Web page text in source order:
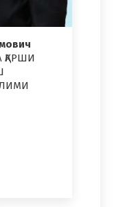
ҚАРШИ